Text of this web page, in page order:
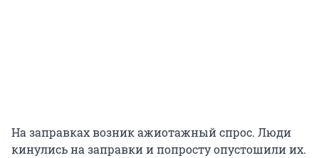
На заправках возник ажиотажный спрос. Люди
кинулись на заправки и попросту опустошили их.